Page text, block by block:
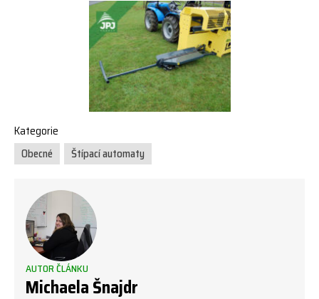
Kategorie
Obecné
Štípací automaty
AUTOR ČLÁNKU
Michaela Šnajdr